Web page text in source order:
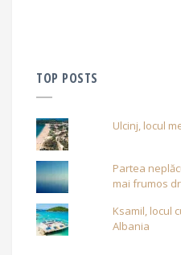
TOP POSTS
Ulcinj, locul
Partea
mai frumos
Ksamil, locul
Albania